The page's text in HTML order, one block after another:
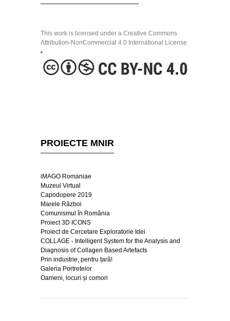
This work is licensed under a Creative Commons
Attribution-NonCommercial 4.0 International License
PROIECTE MNIR
iMAGO Romaniae
Muzeul Virtual
Capodopere 2019
Marele Război
Comunismul în România
Proiect 3D ICONS
Proiect de Cercetare Exploratorie Idei
COLLAGE - Intelligent System for the Analysis and
Diagnosis of Collagen Based Artefacts
Prin industrie, pentru țară!
Galeria Portretelor
Oameni, locuri și comori